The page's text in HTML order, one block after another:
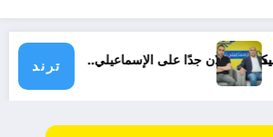
ترند
شيكابالا: زعلان جدًا على الإسماعيلي..
الجديد